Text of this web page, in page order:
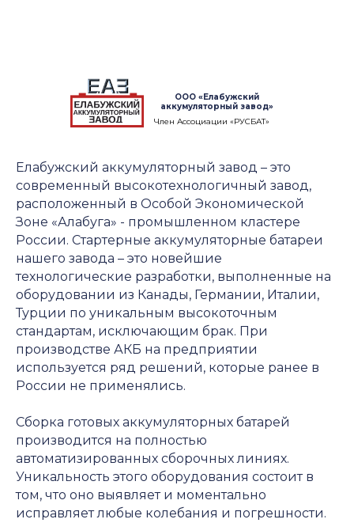
ООО «Елабужский
аккумуляторный завод»
Член Ассоциации «РУСБАТ»
Елабужский аккумуляторный завод – это
современный высокотехнологичный завод,
расположенный в Особой Экономической
Зоне «Алабуга» - промышленном кластере
России. Стартерные аккумуляторные батареи
нашего завода – это новейшие
технологические разработки, выполненные на
оборудовании из Канады, Германии, Италии,
Турции по уникальным высокоточным
стандартам, исключающим брак. При
производстве АКБ на предприятии
используется ряд решений, которые ранее в
России не применялись.
Cборка готовых аккумуляторных батарей
производится на полностью
автоматизированных сборочных линиях.
Уникальность этого оборудования состоит в
том, что оно выявляет и моментально
исправляет любые колебания и погрешности.